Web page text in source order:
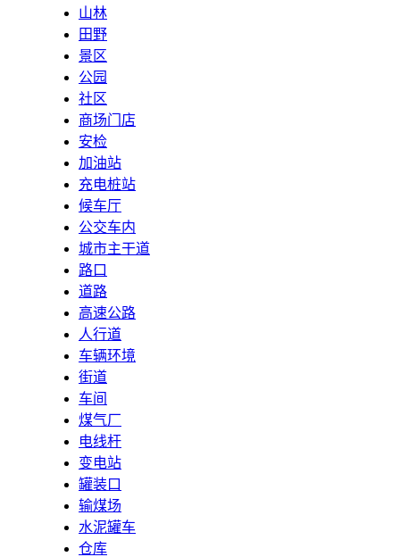
山林
田野
景区
公园
社区
商场门店
安检
加油站
充电桩站
候车厅
公交车内
城市主干道
路口
道路
高速公路
人行道
车辆环境
街道
车间
煤气厂
电线杆
变电站
罐装口
输煤场
水泥罐车
仓库